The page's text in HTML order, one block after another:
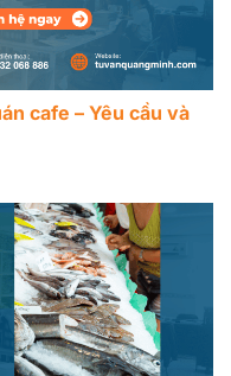
cafe – Yêu cầu và